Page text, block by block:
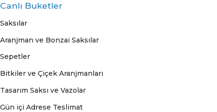
Canlı Buketler
Saksılar
Aranjman ve Bonzai Saksılar
Sepetler
Bitkiler ve Çiçek Aranjmanları
Tasarım Saksı ve Vazolar
Gün içi Adrese Teslimat